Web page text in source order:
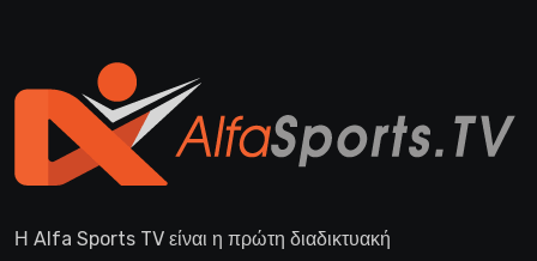
Η Alfa Sports TV είναι η πρώτη διαδικτυακή